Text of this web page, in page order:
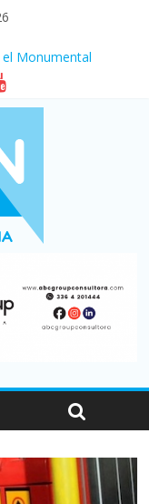
el Monumental
décadas y ya
el sector
y consumo
el país, un 5,9%
julio: bajó un 12,6%